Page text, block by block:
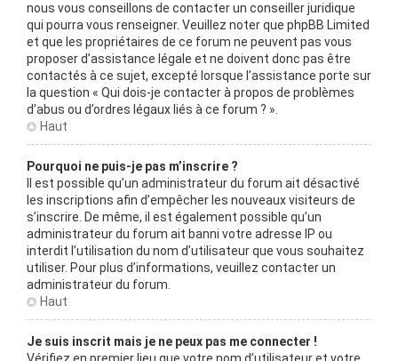
nous vous conseillons de contacter un conseiller juridique
qui pourra vous renseigner. Veuillez noter que phpBB Limited
et que les propriétaires de ce forum ne peuvent pas vous
proposer d’assistance légale et ne doivent donc pas être
contactés à ce sujet, excepté lorsque l’assistance porte sur
la question « Qui dois-je contacter à propos de problèmes
d’abus ou d’ordres légaux liés à ce forum ? ».
Haut
Pourquoi ne puis-je pas m’inscrire ?
Il est possible qu’un administrateur du forum ait désactivé
les inscriptions afin d’empêcher les nouveaux visiteurs de
s’inscrire. De même, il est également possible qu’un
administrateur du forum ait banni votre adresse IP ou
interdit l’utilisation du nom d’utilisateur que vous souhaitez
utiliser. Pour plus d’informations, veuillez contacter un
administrateur du forum.
Haut
Je suis inscrit mais je ne peux pas me connecter !